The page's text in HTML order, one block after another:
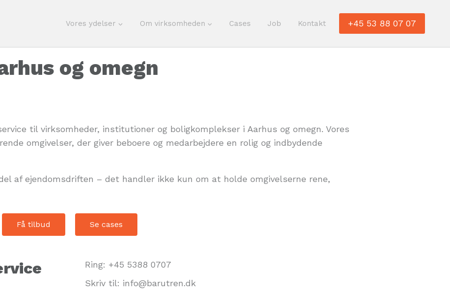
Vores ydelser Om virksomheden Cases Job Kontakt +45 53 88 07 07
og omegn
til virksomheder, institutioner og boligkomplekser i Aarhus og omegn. Vores
omgivelser, der giver beboere og medarbejdere en rolig og indbydende
af ejendomsdriften – det handler ikke kun om at holde omgivelserne rene,
Få tilbud Se cases
Ring: +45 5388 0707
Skriv til: info@barutren.dk